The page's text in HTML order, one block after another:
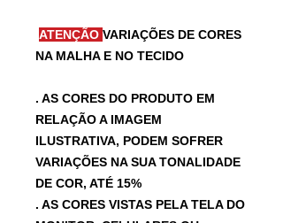
ATENÇÃO VARIAÇÕES DE CORES
NA MALHA E NO TECIDO
. AS CORES DO PRODUTO EM
RELAÇÃO A IMAGEM
ILUSTRATIVA, PODEM SOFRER
VARIAÇÕES NA SUA TONALIDADE
DE COR, ATÉ 15%
. AS CORES VISTAS PELA TELA DO